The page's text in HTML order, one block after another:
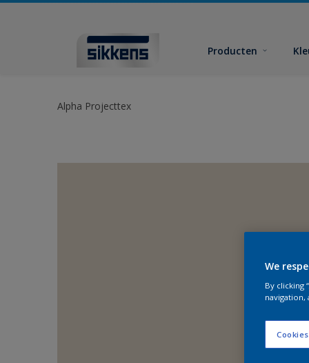
Producten
Alpha Projecttex
We
By clicking
navigation,